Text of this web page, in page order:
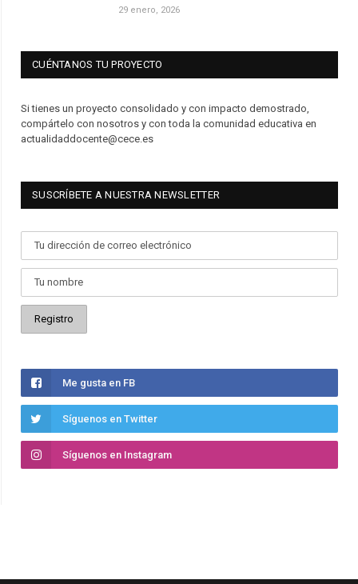
29 enero, 2026
CUÉNTANOS TU PROYECTO
Si tienes un proyecto consolidado y con impacto demostrado,
compártelo con nosotros y con toda la comunidad educativa en
actualidaddocente@cece.es
SUSCRÍBETE A NUESTRA NEWSLETTER
Me gusta en FB
Síguenos en Twitter
Síguenos en Instagram